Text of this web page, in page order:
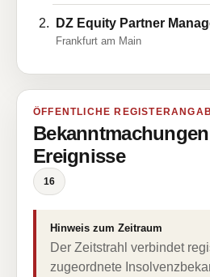
DZ Equity Partner
Frankfurt am Main
ÖFFENTLICHE
Ereignisse
16
Hinweis zum Zeitraum
Der Zeitstrahl verbindet
zugeordnete